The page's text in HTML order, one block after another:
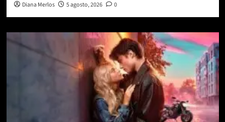
Diana Merlos 5 agosto, 2026 0